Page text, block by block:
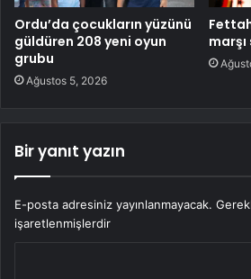
Ordu’da çocukların yüzünü
güldüren 208 yeni oyun
grubu
Ağustos 5, 2026
Bir yanıt yazın
E-posta adresiniz yayınlanmayacak.
işaretlenmişlerdir